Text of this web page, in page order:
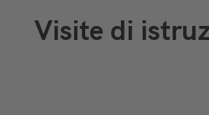
Visite di